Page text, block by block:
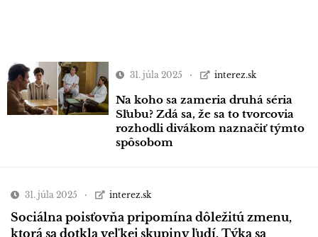
31. júla 2025 interez.sk
Na koho sa zameria druhá séria
Sľubu? Zdá sa, že sa to tvorcovia
rozhodli divákom naznačiť týmto
spôsobom
31. júla 2025 interez.sk
Sociálna poisťovňa pripomína dôležitú zmenu,
ktorá sa dotkla veľkej skupiny ľudí. Týka sa